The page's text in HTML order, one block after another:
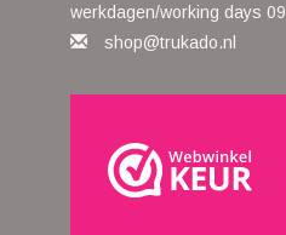
werkdagen/working days
shop@trukado.nl